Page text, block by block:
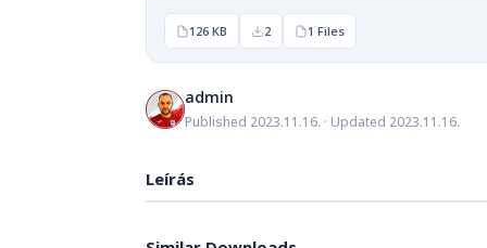
126 KB 2 1 Files
admin
Published 2023.11.16. · Updated 2023.11.16.
Leírás